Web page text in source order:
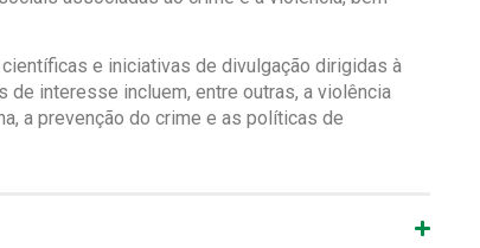
e iniciativas de divulgação dirigidas à
de interesse incluem, entre outras, a violência
a prevenção do crime e as políticas de